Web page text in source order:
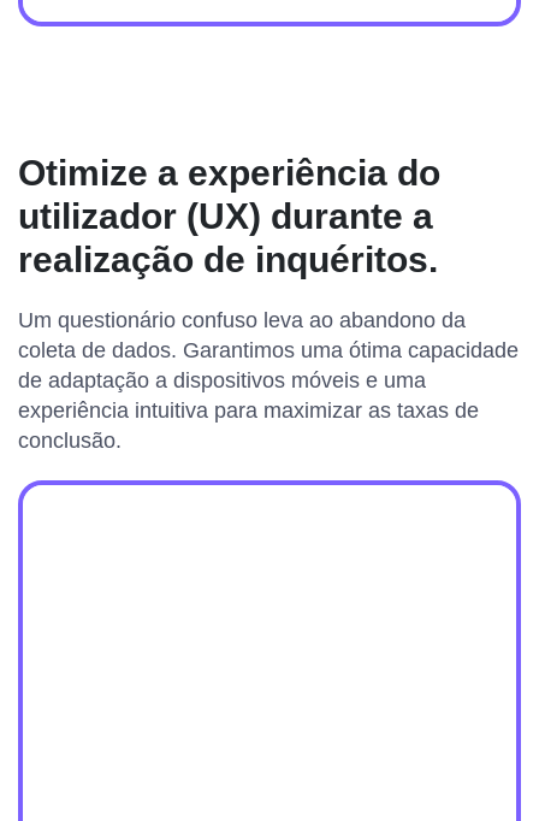
Otimize a experiência do
utilizador (UX) durante a
realização de inquéritos.
Um questionário confuso leva ao abandono da
coleta de dados. Garantimos uma ótima capacidade
de adaptação a dispositivos móveis e uma
experiência intuitiva para maximizar as taxas de
conclusão.